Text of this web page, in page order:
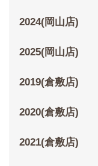
2024(岡山店)
2025(岡山店)
2019(倉敷店)
2020(倉敷店)
2021(倉敷店)